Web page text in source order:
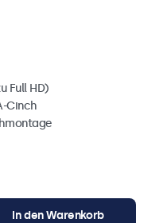
Full HD)
Cinch
In den Warenkorb